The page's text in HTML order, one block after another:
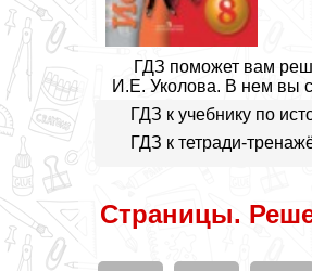
ГДЗ поможет вам
И.Е. Уколова. В нем вы
ГДЗ к учебнику по
ГДЗ к тетради-
Страницы.